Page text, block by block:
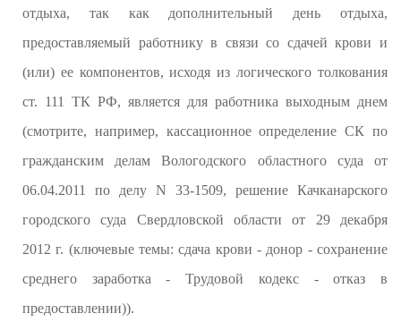
отдыха, так как дополнительный день отдыха,
предоставляемый работнику в связи со сдачей крови и
(или) ее компонентов, исходя из логического толкования
ст. 111 ТК РФ, является для работника выходным днем
(смотрите, например, кассационное определение СК по
гражданским делам Вологодского областного суда от
06.04.2011 по делу N 33-1509, решение Качканарского
городского суда Свердловской области от 29 декабря
2012 г. (ключевые темы: сдача крови - донор - сохранение
среднего заработка - Трудовой кодекс - отказ в
предоставлении)).